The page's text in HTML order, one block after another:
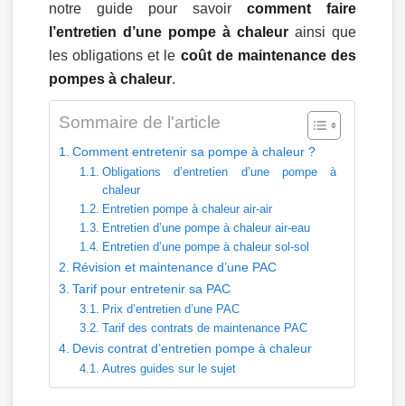
notre guide pour savoir comment faire
l’entretien d’une pompe à chaleurainsi que
les obligations et le coût de maintenance des
pompes à chaleur.
Sommaire de l'article
Comment entretenir sa pompe à chaleur ?
Obligations d’entretien d’une pompe à
chaleur
Entretien pompe à chaleur air-air
Entretien d’une pompe à chaleur air-eau
Entretien d’une pompe à chaleur sol-sol
Révision et maintenance d’une PAC
Tarif pour entretenir sa PAC
Prix d’entretien d’une PAC
Tarif des contrats de maintenance PAC
Devis contrat d’entretien pompe à chaleur
Autres guides sur le sujet